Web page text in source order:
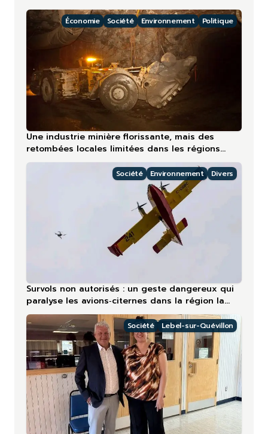
Économie Société Environnement Politique
Une industrie minière florissante, mais des
retombées locales limitées dans les régions
nordiques
Société Environnement Divers
Survols non autorisés : un geste dangereux qui
paralyse les avions‑citernes dans la région la
plus touchée en 2026
Société Lebel-sur-Quévillon